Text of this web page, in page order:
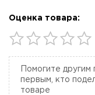
Оценка товара:
Помогите
первым, кто
товаре